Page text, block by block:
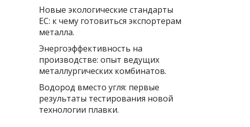
Новые экологические стандарты
ЕС: к чему готовиться экспортерам
металла.
Энергоэффективность на
производстве: опыт ведущих
металлургических комбинатов.
Водород вместо угля: первые
результаты тестирования новой
технологии плавки.